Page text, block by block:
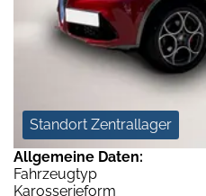
Standort Zentrallager
Allgemeine Daten:
Fahrzeugtyp
Karosserieform